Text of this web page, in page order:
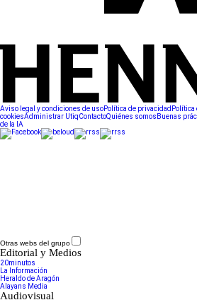
Aviso legal y condiciones de usoPolítica de privacidad Política
cookiesAdministrar UtiqContactoQuiénes somos Buenas
de la IA
Otras webs del grupo
Editorial y Medios
20minutos
La Información
Heraldo de Aragón
Alayans Media
Audiovisual